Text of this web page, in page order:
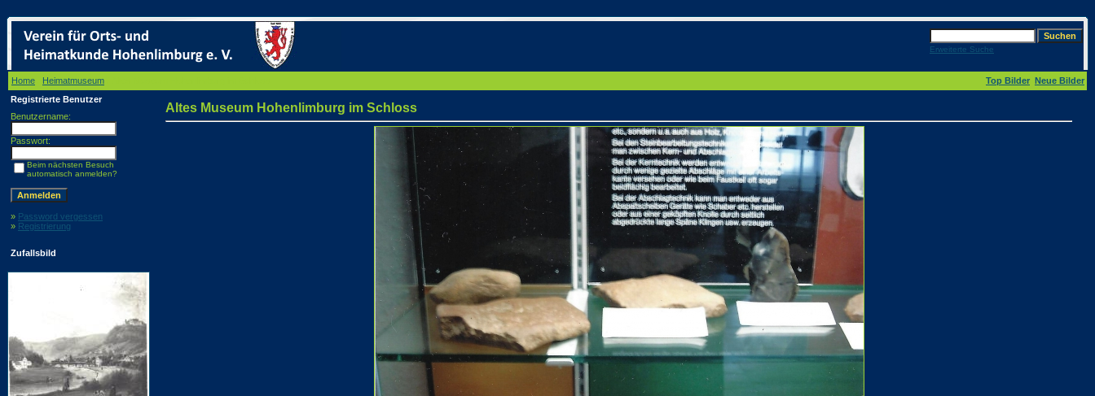
Erweiterte Suche
Home Heimatmuseum Top Bilder Neue Bilder
Registrierte Benutzer
Benutzername:
Passwort:
Beim nächsten Besuch
automatisch anmelden?
» Password vergessen
» Registrierung
Zufallsbild
Altes Museum Hohenlimburg im Schloss